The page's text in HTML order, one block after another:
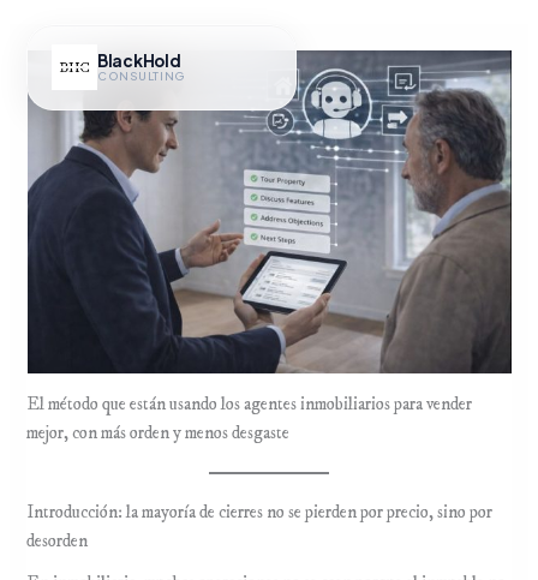
contenido
BlackHold
CONSULTING
El método que están usando los agentes inmobiliarios para vender
mejor, con más orden y menos desgaste
Introducción: la mayoría de cierres no se pierden por precio, sino por
desorden